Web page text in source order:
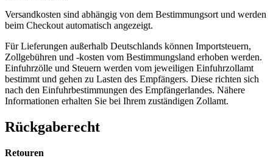
Versandkosten sind abhängig von dem Bestimmungsort und werden
beim Checkout automatisch angezeigt.
Für Lieferungen außerhalb Deutschlands können Importsteuern,
Zollgebühren und -kosten vom Bestimmungsland erhoben werden.
Einfuhrzölle und Steuern werden vom jeweiligen Einfuhrzollamt
bestimmt und gehen zu Lasten des Empfängers. Diese richten sich
nach den Einfuhrbestimmungen des Empfängerlandes. Nähere
Informationen erhalten Sie bei Ihrem zuständigen Zollamt.
Rückgaberecht
Retouren